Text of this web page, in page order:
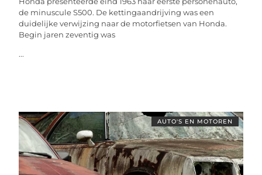
de minuscule S500. De kettingaandrijving was een
duidelijke verwijzing naar de motorfietsen van Honda.
Begin jaren zeventig was
...
AUTO'S EN MOTOREN